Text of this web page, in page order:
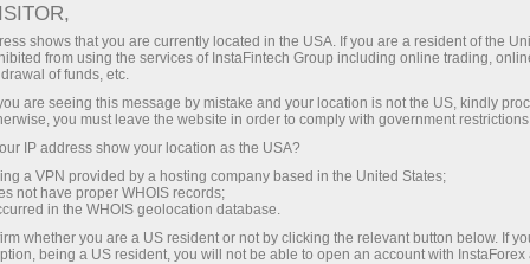
Menangkan gadget
Apple atau Samsung!
iPhone, iPad, atau Samsung Galaxy Tab —
salah satu perangkat berteknologi tinggi ini
dapat menjadi milik anda.
Bergabung dengan undian berhadiah kami dan
uji keberuntungan anda!
shows that you are currently located in the USA. If you are a resident of the
from using the services of InstaFintech Group including online trading,
of funds, etc.
are seeing this message by mistake and your location is not the US, kindly
you must leave the website in order to comply with government
IP address show your location as the USA?
a VPN provided by a hosting company based in the United States;
not have proper WHOIS records;
in the WHOIS geolocation database.
whether you are a US resident or not by clicking the relevant button below. If
being a US resident, you will not be able to open an account with InstaForex